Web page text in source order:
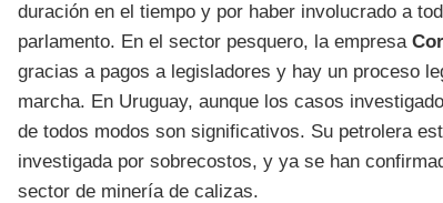
duración en el tiempo y por haber involucrado a
parlamento. En el sector pesquero, la empresa
gracias a pagos a legisladores y hay un proceso
marcha. En Uruguay, aunque los casos
de todos modos son significativos. Su petrolera
investigada por sobrecostos, y ya se han
sector de minería de calizas.